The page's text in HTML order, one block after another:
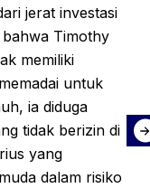
jerat investasi
Timothy
memiliki
untuk
ia diduga
tidak berizin di
yang
dalam risiko